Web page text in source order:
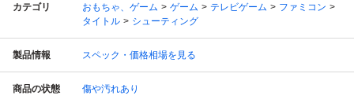
カテゴリ おもちゃ、ゲーム ゲーム テレビゲーム
ファミコン
タイトル
シューティング
製品情報 スペック・価格相場を見る
商品の状態 傷や汚れあり